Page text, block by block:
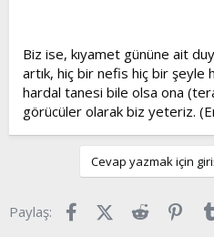
Biz ise, kıyamet gününe ait
artık, hiç bir nefis hiç bir şeyle
hardal tanesi bile olsa ona
görücüler olarak biz yeteriz.
Cevap yazmak için
Paylaş: FacebookX (Twitter)
Reddit